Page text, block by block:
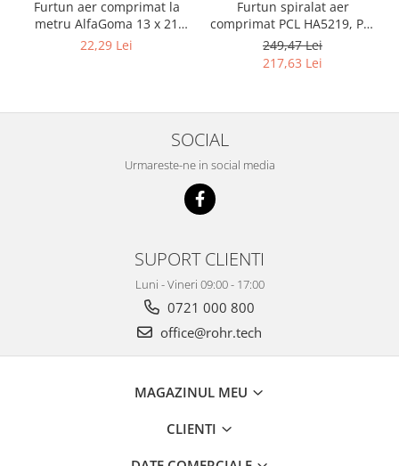
Furtun aer comprimat la
metru AlfaGoma 13 x 21
mm, 20 bar, rezistent la
22,29 Lei
Furtun spiralat aer
comprimat PCL HA5219, PU,
8 x 12 mm, 10 m, filet 1/4"
BSP
249,47 Lei
217,63 Lei
SOCIAL
Urmareste-ne in social media
SUPORT CLIENTI
Luni - Vineri 09:00 - 17:00
0721 000 800
office@rohr.tech
MAGAZINUL MEU
CLIENTI